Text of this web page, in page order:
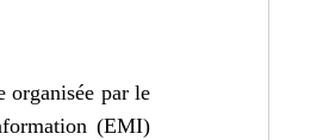
organisée par le
(EMI)